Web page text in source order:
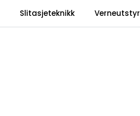
inkl. mva.
Slitasjeteknikk Verneutstyr